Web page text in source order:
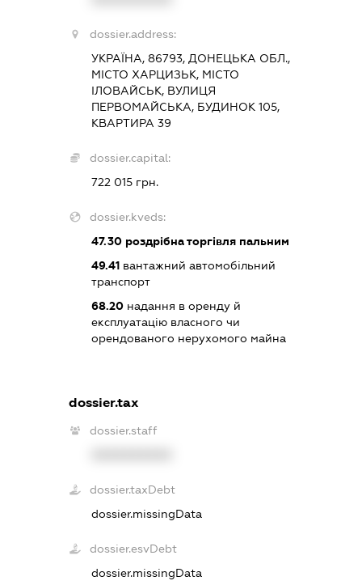
dossier.address:
УКРАЇНА, 86793, ДОНЕЦЬКА ОБЛ.,
МІСТО ХАРЦИЗЬК, МІСТО
ІЛОВАЙСЬК, ВУЛИЦЯ
ПЕРВОМАЙСЬКА, БУДИНОК 105,
КВАРТИРА 39
dossier.capital:
722 015 грн.
dossier.kveds:
47.30роздрібна торгівля пальним
49.41вантажний автомобільний
транспорт
68.20надання в оренду й
експлуатацію власного чи
орендованого нерухомого майна
dossier.tax
dossier.staff
dossier.taxDebt
dossier.missingData
dossier.esvDebt
dossier.missingData